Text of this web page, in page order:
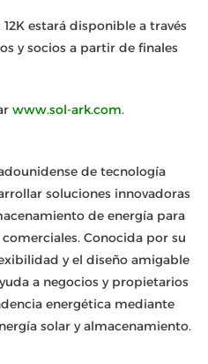
estará disponible a través
y socios a partir de finales
www.sol-ark.com.
de tecnología
soluciones innovadoras
de energía para
Conocida por su
y el diseño amigable
a negocios y propietarios
energética mediante
solar y almacenamiento.